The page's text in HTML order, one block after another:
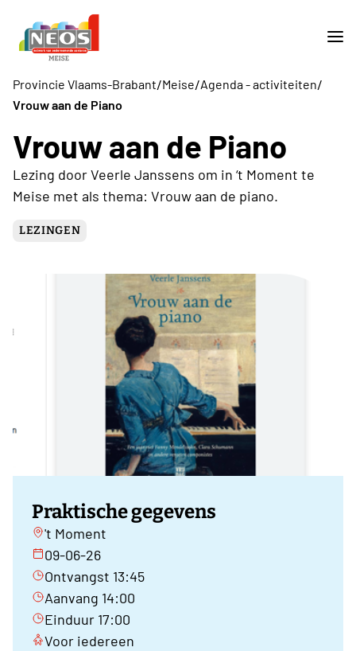
Provincie Vlaams-Brabant/Meise/Agenda - activiteiten/
Vrouw aan de Piano
Vrouw aan de Piano
Lezing door Veerle Janssens om in ‘t Moment te
Meise met als thema: Vrouw aan de piano.
LEZINGEN
Praktische gegevens
't Moment
09-06-26
Ontvangst 13:45
Aanvang 14:00
Einduur 17:00
Voor iedereen